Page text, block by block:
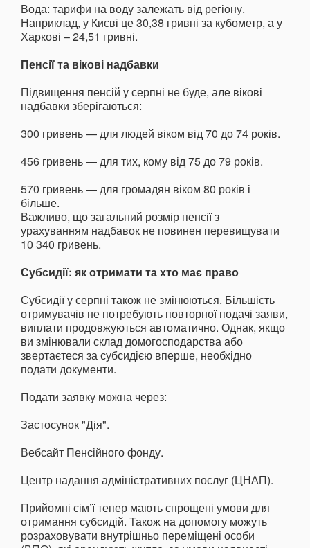
Вода: тарифи на воду залежать від регіону.
Наприклад, у Києві це 30,38 гривні за кубометр, а у
Харкові – 24,51 гривні.
Пенсії та вікові надбавки
Підвищення пенсій у серпні не буде, але вікові
надбавки зберігаються:
300 гривень — для людей віком від 70 до 74 років.
456 гривень — для тих, кому від 75 до 79 років.
570 гривень — для громадян віком 80 років і
більше.
Важливо, що загальний розмір пенсії з
урахуванням надбавок не повинен перевищувати
10 340 гривень.
Субсидії: як отримати та хто має право
Субсидії у серпні також не змінюються. Більшість
отримувачів не потребують повторної подачі заяви,
виплати продовжуються автоматично. Однак, якщо
ви змінювали склад домогосподарства або
звертаєтеся за субсидією вперше, необхідно
подати документи.
Подати заявку можна через:
Застосунок "Дія".
Вебсайт Пенсійного фонду.
Центр надання адміністративних послуг (ЦНАП).
Прийомні сім’ї тепер мають спрощені умови для
отримання субсидій. Також на допомогу можуть
розраховувати внутрішньо переміщені особи